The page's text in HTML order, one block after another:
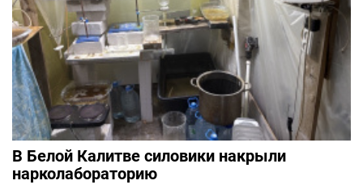
В Белой Калитве силовики накрыли
нарколабораторию